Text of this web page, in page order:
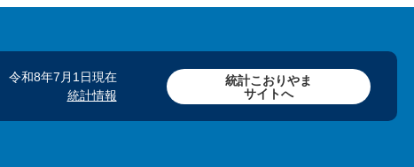
令和8年7月1日現在
統計情報
統計こおりやま
サイトへ